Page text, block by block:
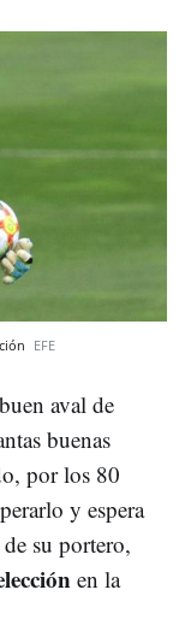
EFE
aval de
buenas
por los 80
y espera
su portero,
en la